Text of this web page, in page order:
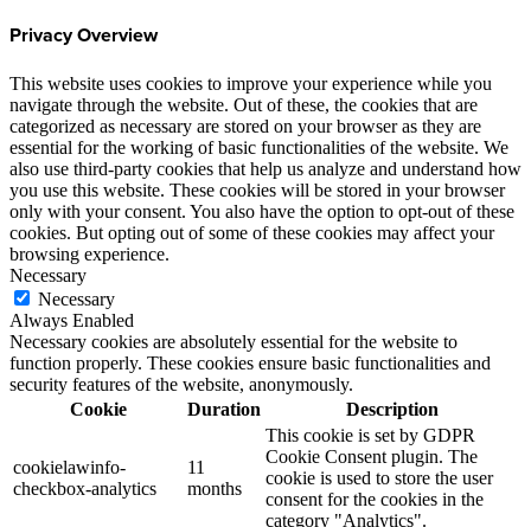
Privacy Overview
This website uses cookies to improve your experience while you
navigate through the website. Out of these, the cookies that are
categorized as necessary are stored on your browser as they are
essential for the working of basic functionalities of the website. We
also use third-party cookies that help us analyze and understand how
you use this website. These cookies will be stored in your browser
only with your consent. You also have the option to opt-out of these
cookies. But opting out of some of these cookies may affect your
browsing experience.
Necessary
Necessary
Always Enabled
Necessary cookies are absolutely essential for the website to
function properly. These cookies ensure basic functionalities and
security features of the website, anonymously.
Cookie
Duration Description
cookielawinfo-
checkbox-analytics
11
months
This cookie is set by GDPR
Cookie Consent plugin. The
cookie is used to store the user
consent for the cookies in the
category "Analytics".